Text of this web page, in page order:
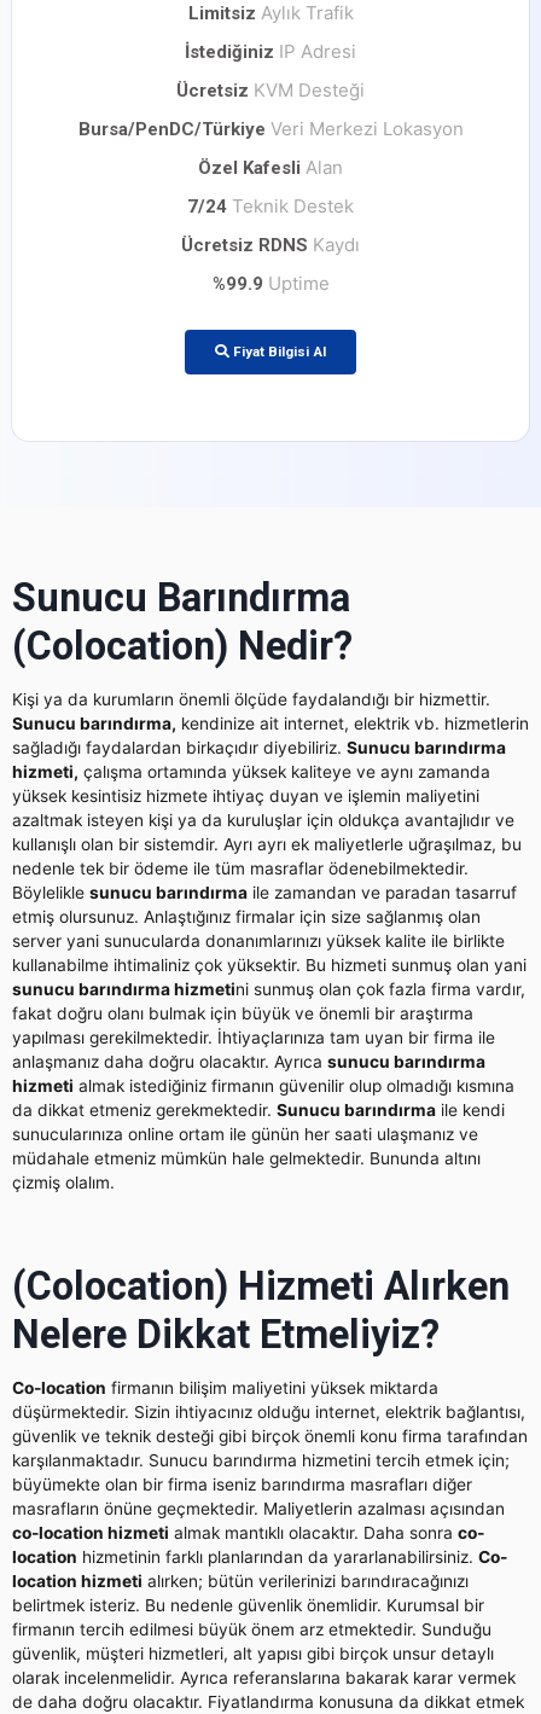
Limitsiz Aylık Trafik
İstediğiniz IP Adresi
Ücretsiz KVM Desteği
Bursa/PenDC/Türkiye Veri Merkezi Lokasyon
Özel Kafesli Alan
7/24 Teknik Destek
Ücretsiz RDNS Kaydı
%99.9 Uptime
Fiyat Bilgisi Al
Sunucu Barındırma
(Colocation) Nedir?
Kişi ya da kurumların önemli ölçüde faydalandığı bir hizmettir.
Sunucu barındırma, kendinize ait internet, elektrik vb. hizmetlerin
sağladığı faydalardan birkaçıdır diyebiliriz. Sunucu barındırma
hizmeti, çalışma ortamında yüksek kaliteye ve aynı zamanda
yüksek kesintisiz hizmete ihtiyaç duyan ve işlemin maliyetini
azaltmak isteyen kişi ya da kuruluşlar için oldukça avantajlıdır ve
kullanışlı olan bir sistemdir. Ayrı ayrı ek maliyetlerle uğraşılmaz, bu
nedenle tek bir ödeme ile tüm masraflar ödenebilmektedir.
Böylelikle sunucu barındırma ile zamandan ve paradan tasarruf
etmiş olursunuz. Anlaştığınız firmalar için size sağlanmış olan
server yani sunucularda donanımlarınızı yüksek kalite ile birlikte
kullanabilme ihtimaliniz çok yüksektir. Bu hizmeti sunmuş olan yani
sunucu barındırma hizmetini sunmuş olan çok fazla firma vardır,
fakat doğru olanı bulmak için büyük ve önemli bir araştırma
yapılması gerekilmektedir. İhtiyaçlarınıza tam uyan bir firma ile
anlaşmanız daha doğru olacaktır. Ayrıca sunucu barındırma
hizmeti almak istediğiniz firmanın güvenilir olup olmadığı kısmına
da dikkat etmeniz gerekmektedir. Sunucu barındırma ile kendi
sunucularınıza online ortam ile günün her saati ulaşmanız ve
müdahale etmeniz mümkün hale gelmektedir. Bununda altını
çizmiş olalım.
(Colocation) Hizmeti Alırken
Nelere Dikkat Etmeliyiz?
Co-location firmanın bilişim maliyetini yüksek miktarda
düşürmektedir. Sizin ihtiyacınız olduğu internet, elektrik bağlantısı,
güvenlik ve teknik desteği gibi birçok önemli konu firma tarafından
karşılanmaktadır. Sunucu barındırma hizmetini tercih etmek için;
büyümekte olan bir firma iseniz barındırma masrafları diğer
masrafların önüne geçmektedir. Maliyetlerin azalması açısından
co-location hizmeti almak mantıklı olacaktır. Daha sonra co-
location hizmetinin farklı planlarından da yararlanabilirsiniz. Co-
location hizmeti alırken; bütün verilerinizi barındıracağınızı
belirtmek isteriz. Bu nedenle güvenlik önemlidir. Kurumsal bir
firmanın tercih edilmesi büyük önem arz etmektedir. Sunduğu
güvenlik, müşteri hizmetleri, alt yapısı gibi birçok unsur detaylı
olarak incelenmelidir. Ayrıca referanslarına bakarak karar vermek
de daha doğru olacaktır. Fiyatlandırma konusuna da dikkat etmek